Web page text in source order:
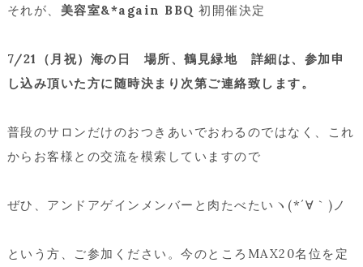
それが、 美容室&*again BBQ 初開催決定
7/21（月祝）海の日 場所、鶴見緑地 詳細は、参加申
し込み頂いた方に随時決まり次第ご連絡致します。
普段のサロンだけのおつきあいでおわるのではなく、これ
からお客様との交流を模索していますので
ぜひ、アンドアゲインメンバーと 肉たべたいヽ(*´∀｀)ノ
という方、ご参加ください。今のところMAX20名位を定